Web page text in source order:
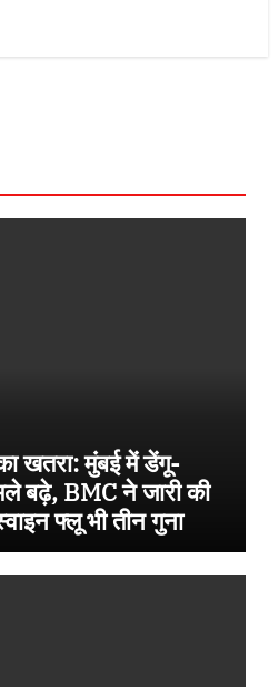
खतरा: मुंबई में डेंगू-
बढ़े, BMC ने जारी की
फ्लू भी तीन गुना